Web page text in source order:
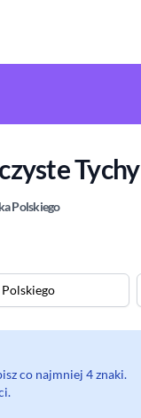
Tychy
Polskiego
co najmniej 4 znaki.